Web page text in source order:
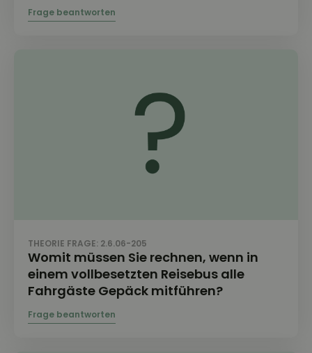
THEORIE FRAGE: 2.6.06-205
Womit müssen Sie rechnen, wenn in
einem vollbesetzten Reisebus alle
Fahrgäste Gepäck mitführen?